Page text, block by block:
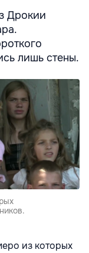
Дрокии
лишь стены.
из которых